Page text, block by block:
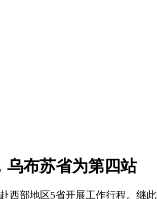
乌布苏省为第四站
部地区5省开展工作行程。继